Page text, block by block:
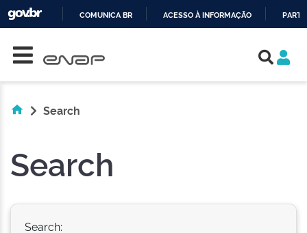
COMUNICA BR ACESSO À INFORMAÇÃO
Search
Search
Search: